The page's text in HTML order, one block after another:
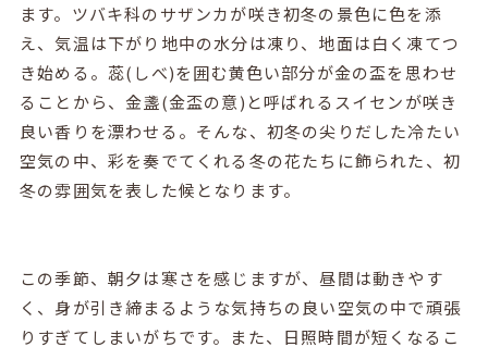
ます。ツバキ科のサザンカが咲き初冬の景色に色を添
え、気温は下がり地中の水分は凍り、地面は白く凍てつ
き始める。蕊(しべ)を囲む黄色い部分が金の盃を思わせ
ることから、金盞(金盃の意)と呼ばれるスイセンが咲き
良い香りを漂わせる。そんな、初冬の尖りだした冷たい
空気の中、彩を奏でてくれる冬の花たちに飾られた、初
冬の雰囲気を表した候となります。
この季節、朝夕は寒さを感じますが、昼間は動きやす
く、身が引き締まるような気持ちの良い空気の中で頑張
りすぎてしまいがちです。また、日照時間が短くなるこ